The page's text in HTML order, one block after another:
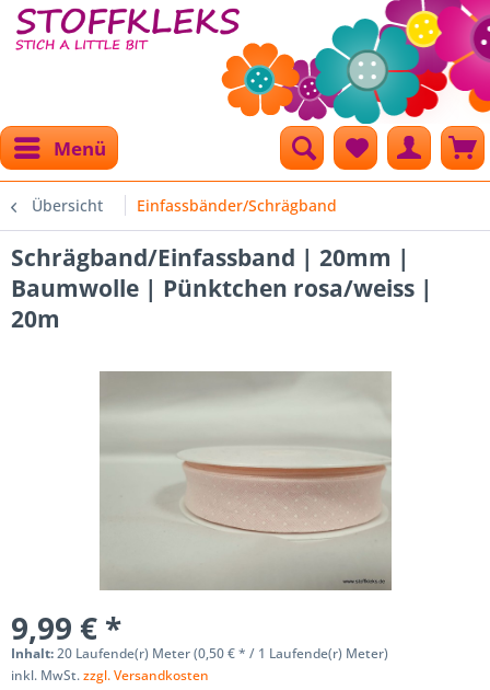
Menü
Übersicht Einfassbänder/Schrägband
Schrägband/Einfassband | 20mm |
Baumwolle | Pünktchen rosa/weiss |
20m
9,99 € *
Inhalt:20 Laufende(r) Meter (0,50 € * / 1 Laufende(r) Meter)
inkl. MwSt.zzgl. Versandkosten